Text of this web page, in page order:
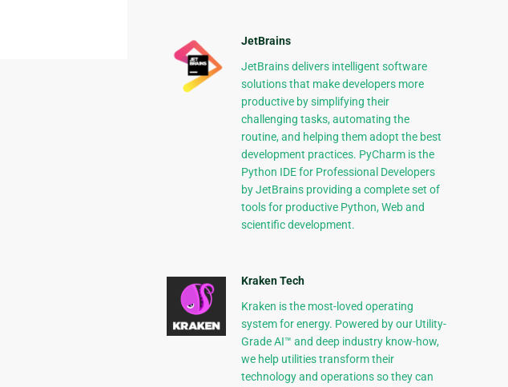
JetBrains
JetBrains delivers intelligent software
solutions that make developers more
productive by simplifying their
challenging tasks, automating the
routine, and helping them adopt the best
development practices. PyCharm is the
Python IDE for Professional Developers
by JetBrains providing a complete set of
tools for productive Python, Web and
scientific development.
Kraken Tech
Kraken is the most-loved operating
system for energy. Powered by our Utility-
Grade AI™ and deep industry know-how,
we help utilities transform their
technology and operations so they can